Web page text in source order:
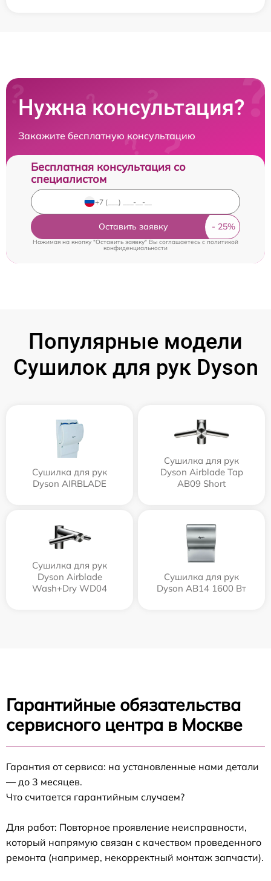
Нужна консультация?
Закажите бесплатную консультацию
Бесплатная консультация со
специалистом
Оставить заявку
Нажимая на кнопку "Оставить заявку" Вы соглашаетесь cполитикой
конфиденциальности
Популярные модели
Сушилок для рук Dyson
Сушилка для рук
Dyson AIRBLADE
Сушилка для рук
Dyson Airblade Tap
AB09 Short
Сушилка для рук
Dyson Airblade
Wash+Dry WD04
Сушилка для рук
Dyson AB14 1600 Вт
Гарантийные обязательства
сервисного центра в Москве
Гарантия от сервиса: на установленные нами детали
— до 3 месяцев.
Что считается гарантийным случаем?
Для работ: Повторное проявление неисправности,
который напрямую связан с качеством проведенного
ремонта (например, некорректный монтаж запчасти).